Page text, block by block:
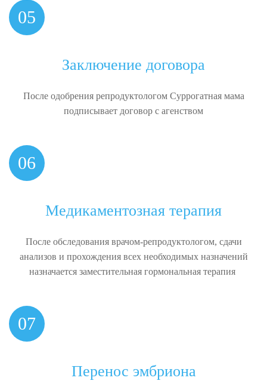
05
Заключение договора
После одобрения репродуктологом Суррогатная мама
подписывает договор с агенством
06
Медикаментозная терапия
После обследования врачом-репродуктологом, сдачи
анализов и прохождения всех необходимых назначений
назначается заместительная гормональная терапия
07
Перенос эмбриона